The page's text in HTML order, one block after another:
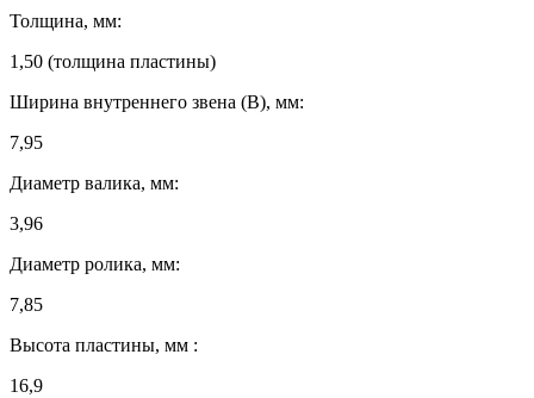
Толщина, мм:
1,50 (толщина пластины)
Ширина внутреннего звена (B), мм:
7,95
Диаметр валика, мм:
3,96
Диаметр ролика, мм:
7,85
Высота пластины, мм :
16,9